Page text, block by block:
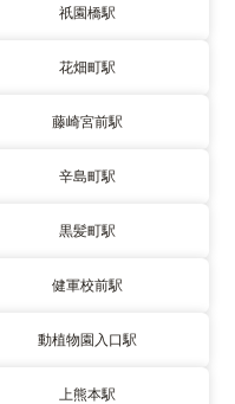
祇園橋駅
花畑町駅
藤崎宮前駅
辛島町駅
黒髪町駅
健軍校前駅
動植物園入口駅
上熊本駅